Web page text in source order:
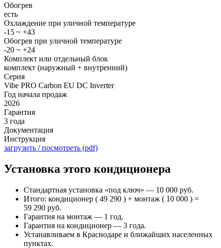
Обогрев
есть
Охлаждение при уличной температуре
-15 ~ +43
Обогрев при уличной температуре
-20 ~ +24
Комплект или отдельный блок
комплект (наружный + внутренний)
Серия
Vibe PRO Carbon EU DC Inverter
Год начала продаж
2026
Гарантия
3 года
Документация
Инструкция
загрузить / посмотреть (pdf)
Установка этого кондиционера
Стандартная установка «под ключ» — 10 000 руб.
Итого: кондиционер ( 49 290 ) + монтаж ( 10 000 ) =
59 290 руб.
Гарантия на монтаж — 1 год.
Гарантия на кондиционер — 3 года.
Устанавливаем в Краснодаре и ближайших населенных
пунктах.